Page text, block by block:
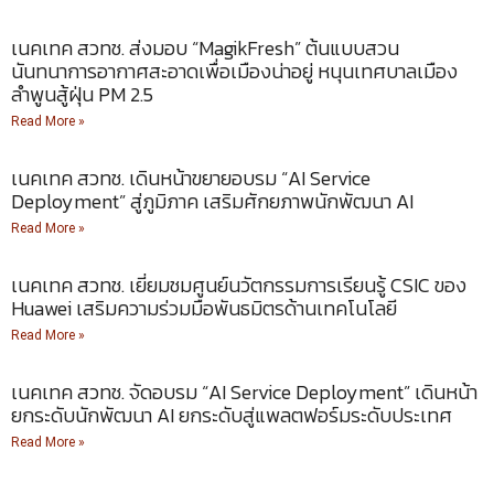
เนคเทค สวทช. ส่งมอบ “MagikFresh” ต้นแบบสวน
นันทนาการอากาศสะอาดเพื่อเมืองน่าอยู่ หนุนเทศบาลเมือง
ลำพูนสู้ฝุ่น PM 2.5
Read More »
เนคเทค สวทช. เดินหน้าขยายอบรม “AI Service
Deployment” สู่ภูมิภาค เสริมศักยภาพนักพัฒนา AI
Read More »
เนคเทค สวทช. เยี่ยมชมศูนย์นวัตกรรมการเรียนรู้ CSIC ของ
Huawei เสริมความร่วมมือพันธมิตรด้านเทคโนโลยี
Read More »
เนคเทค สวทช. จัดอบรม “AI Service Deployment” เดินหน้า
ยกระดับนักพัฒนา AI ยกระดับสู่แพลตฟอร์มระดับประเทศ
Read More »